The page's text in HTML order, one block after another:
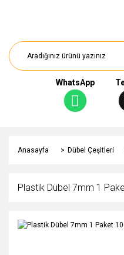
WhatsApp
Anasayfa Dübel Çeşitleri
Plastik Dübel 7mm 1